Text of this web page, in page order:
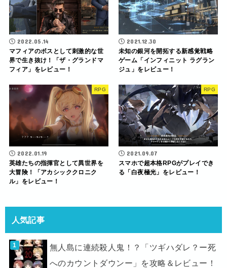
2022.05.14
マフィアのボスとして刺激的な世
界で生き抜け！「ザ・グランドマ
フィア」をレビュー！
2021.12.30
未知の銀河を開拓する新感覚戦略
ゲーム「インフィニット ラグラン
ジュ」をレビュー！
RPG
2022.01.19
英雄たちの指揮官として異世界を
大冒険！「アカシッククロニク
ル」をレビュー！
RPG
2021.09.07
スマホで超本格RPGがプレイでき
る「白夜極光」をレビュー！
人気記事
無人島に連続殺人鬼！？「ツギハダレ？ー死
へのカウントダウンー」を攻略＆レビュー！